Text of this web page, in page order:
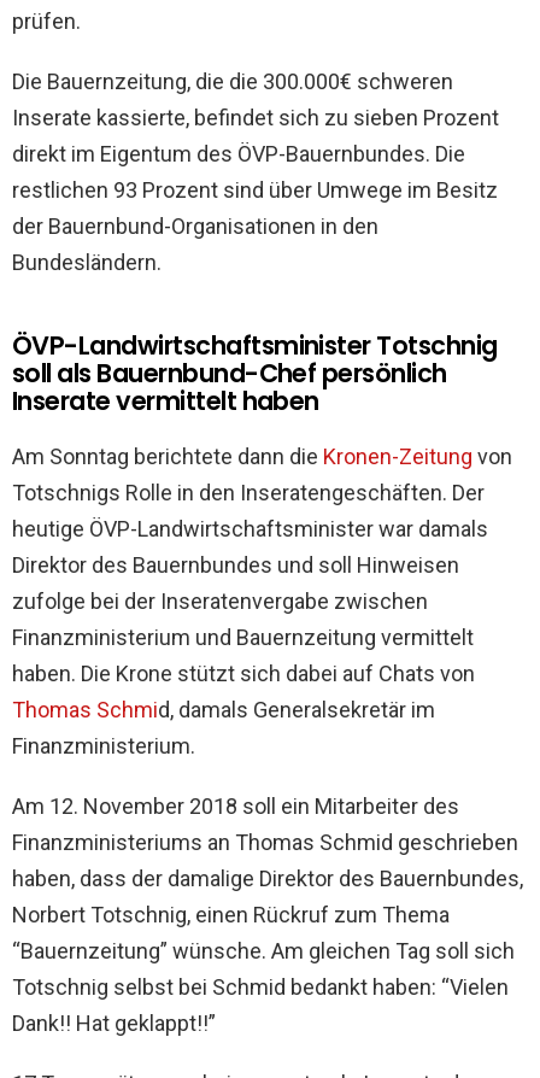
prüfen.
Die Bauernzeitung, die die 300.000€ schweren
Inserate kassierte, befindet sich zu sieben Prozent
direkt im Eigentum des ÖVP-Bauernbundes. Die
restlichen 93 Prozent sind über Umwege im Besitz
der Bauernbund-Organisationen in den
Bundesländern.
ÖVP-Landwirtschaftsminister Totschnig
soll als Bauernbund-Chef persönlich
Inserate vermittelt haben
Am Sonntag berichtete dann die Kronen-Zeitung von
Totschnigs Rolle in den Inseratengeschäften. Der
heutige ÖVP-Landwirtschaftsminister war damals
Direktor des Bauernbundes und soll Hinweisen
zufolge bei der Inseratenvergabe zwischen
Finanzministerium und Bauernzeitung vermittelt
haben. Die Krone stützt sich dabei auf Chats von
Thomas Schmid, damals Generalsekretär im
Finanzministerium.
Am 12. November 2018 soll ein Mitarbeiter des
Finanzministeriums an Thomas Schmid geschrieben
haben, dass der damalige Direktor des Bauernbundes,
Norbert Totschnig, einen Rückruf zum Thema
“Bauernzeitung” wünsche. Am gleichen Tag soll sich
Totschnig selbst bei Schmid bedankt haben: “Vielen
Dank!! Hat geklappt!!”